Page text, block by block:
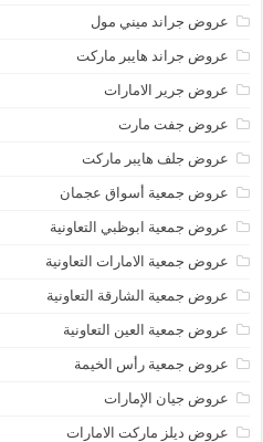
عروض جراند ميني مول
عروض جراند هايبر ماركت
عروض جرير الامارات
عروض جفت مارت
عروض جلف هايبر ماركت
عروض جمعية أسواق عجمان
عروض جمعية ابوظبي التعاونية
عروض جمعية الامارات التعاونية
عروض جمعية الشارقة التعاونية
عروض جمعية العين التعاونية
عروض جمعية رأس الخيمة
عروض جيان الإمارات
عروض ديلز ماركت الامارات